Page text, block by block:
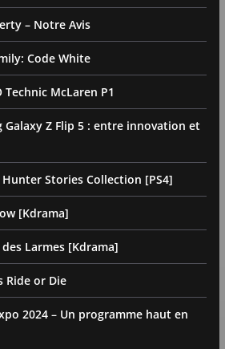
– Notre Avis
Code White
Technic McLaren P1
Galaxy Z Flip 5 : entre innovation et
Stories Collection [PS4]
[Kdrama]
Larmes [Kdrama]
Ride or Die
2024 – Un programme haut en